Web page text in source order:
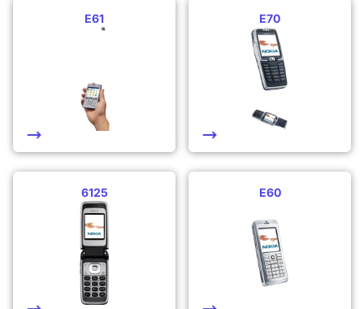
E61 E70
6125 E60